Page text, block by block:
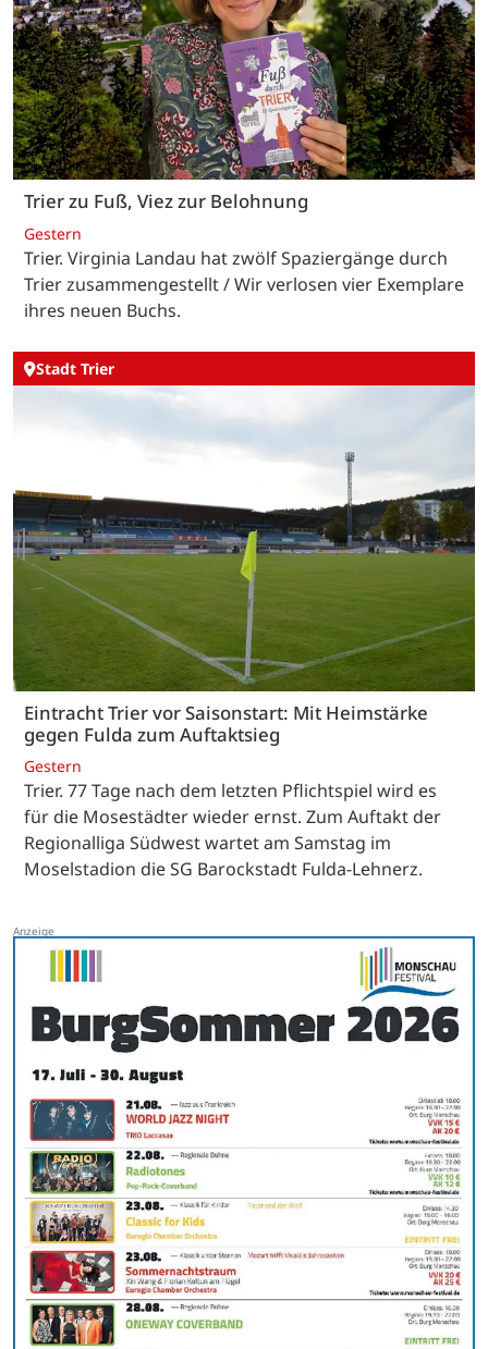
Trier zu Fuß, Viez zur Belohnung
Gestern
Trier. Virginia Landau hat zwölf Spaziergänge durch
Trier zusammengestellt / Wir verlosen vier Exemplare
ihres neuen Buchs.
Stadt Trier
Eintracht Trier vor Saisonstart: Mit Heimstärke
gegen Fulda zum Auftaktsieg
Gestern
Trier. 77 Tage nach dem letzten Pflichtspiel wird es
für die Mosestädter wieder ernst. Zum Auftakt der
Regionalliga Südwest wartet am Samstag im
Moselstadion die SG Barockstadt Fulda-Lehnerz.